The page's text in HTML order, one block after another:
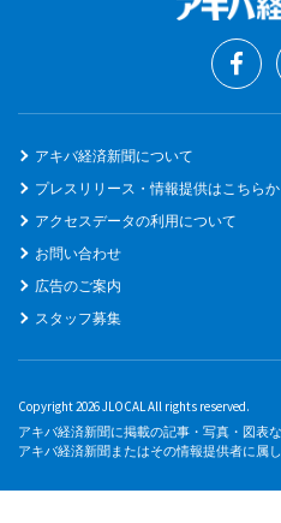
アキバ経済新聞について
プレスリリース・情報提供はこちらか
アクセスデータの利用について
お問い合わせ
広告のご案内
スタッフ募集
Copyright 2026 JLOCAL All rights reserved.
アキバ経済新聞に掲載の記事・写真・図表
アキバ経済新聞またはその情報提供者に属し